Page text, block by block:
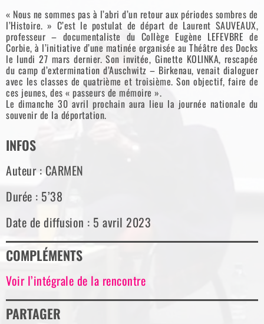
« Nous ne sommes pas à l’abri d’un retour aux périodes sombres de
l’Histoire. » C’est le postulat de départ de Laurent SAUVEAUX,
professeur – documentaliste du Collège Eugène LEFEVBRE de
Corbie, à l’initiative d’une matinée organisée au Théâtre des Docks
le lundi 27 mars dernier. Son invitée, Ginette KOLINKA, rescapée
du camp d’extermination d’Auschwitz – Birkenau, venait dialoguer
avec les classes de quatrième et troisième. Son objectif, faire de
ces jeunes, des « passeurs de mémoire ».
Le dimanche 30 avril prochain aura lieu la journée nationale du
souvenir de la déportation.
INFOS
Auteur : CARMEN
Durée : 5’38
Date de diffusion : 5 avril 2023
COMPLÉMENTS
Voir l’intégrale de la rencontre
PARTAGER